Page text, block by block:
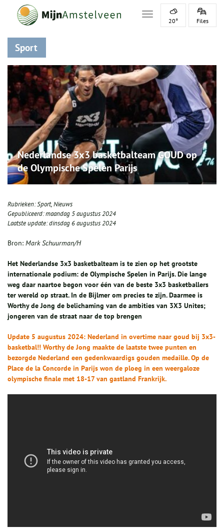
Toggle navigation
20° Files
Sport
Nederlandse 3x3 basketbalteam GOUD op
de Olympische Spelen Parijs
Rubrieken:Sport,Nieuws
Gepubliceerd:maandag 5 augustus 2024
Laatste update:dinsdag 6 augustus 2024
Bron: Mark Schuurman/H
Het Nederlandse 3x3 basketbalteam is te zien op het grootste
internationale podium: de Olympische Spelen in Parijs. Die lange
weg daar naartoe begon voor één van de beste 3x3 basketballers
ter wereld op straat. In de Bijlmer om precies te zijn. Daarmee is
Worthy de Jong de belichaming van de ambities van 3X3 Unites;
jongeren van de straat naar de top brengen
Update 5 augustus 2024: Nederland in overtime naar goud bij 3x3-
basketbal!! Worthy de Jong maakte de laatste twee punten en
bezorgde Nederland een gedenkwaardigs gouden medaille. Op de
Place de la Concorde in Parijs won de ploeg in een weergaloze
olympische finale met 18-17 van gastland Frankrijk.